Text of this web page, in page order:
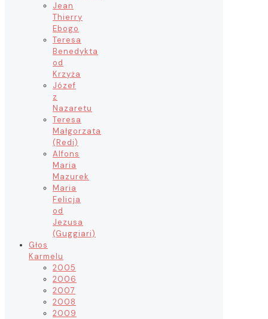
Jean
Thierry
Ebogo
Teresa
Benedykta
od
Krzyża
Józef
z
Nazaretu
Teresa
Małgorzata
(Redi)
Alfons
Maria
Mazurek
Maria
Felicja
od
Jezusa
(Guggiari)
Głos
Karmelu
2005
2006
2007
2008
2009